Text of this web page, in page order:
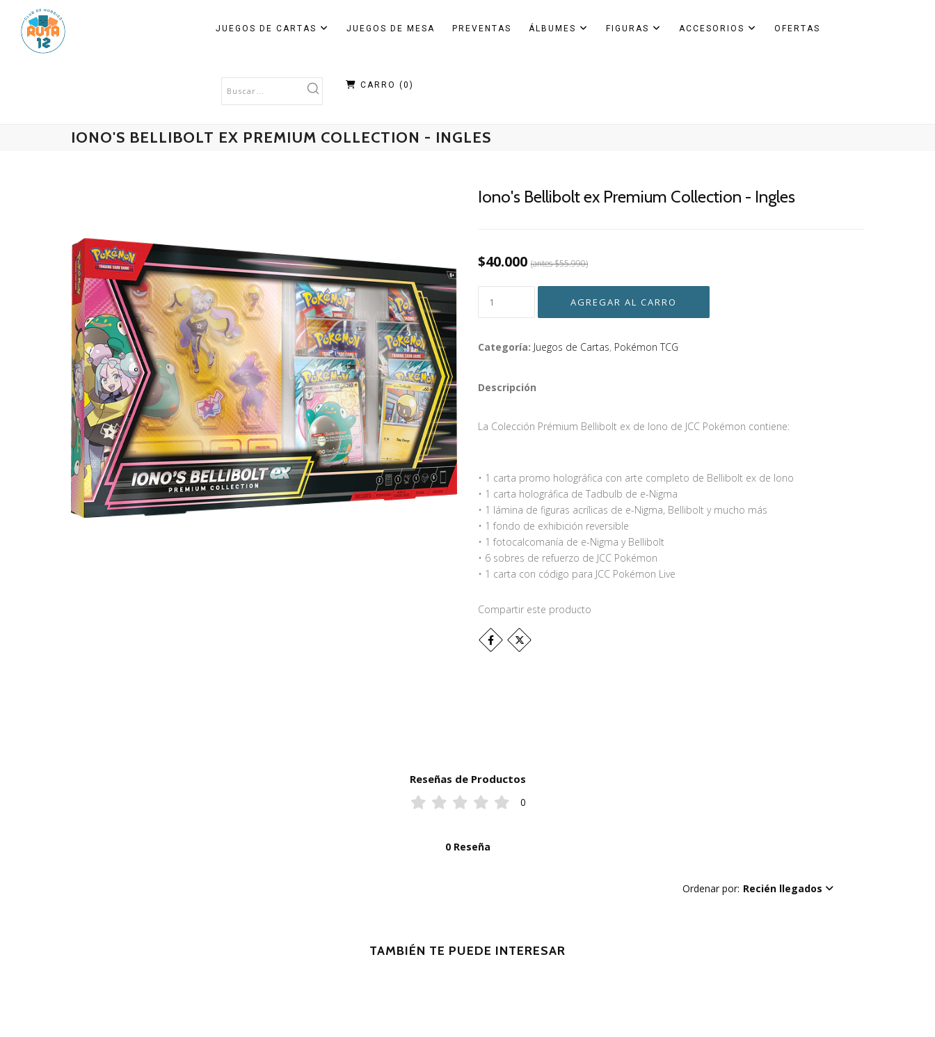
JUEGOS DE CARTAS JUEGOS DE MESA PREVENTAS ÁLBUMES FIGURAS ACCESORIOS OFERTAS
CARRO (0 )
IONO'S BELLIBOLT EX PREMIUM COLLECTION - INGLES
Iono's Bellibolt ex Premium Collection - Ingles
$40.000 (antes$55.990)
Categoría: Juegos de Cartas, Pokémon TCG
Descripción
La Colección Prémium Bellibolt ex de Iono de JCC Pokémon contiene:
• 1 carta promo holográfica con arte completo de Bellibolt ex de Iono
• 1 carta holográfica de Tadbulb de e-Nigma
• 1 lámina de figuras acrílicas de e-Nigma, Bellibolt y mucho más
• 1 fondo de exhibición reversible
• 1 fotocalcomanía de e-Nigma y Bellibolt
• 6 sobres de refuerzo de JCC Pokémon
• 1 carta con código para JCC Pokémon Live
Compartir este producto
Reseñas de Productos
0
0 Reseña
Ordenar por: Recién llegados
TAMBIÉN TE PUEDE INTERESAR